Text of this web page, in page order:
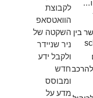
בין
להרכב
לקבוצת
הוואטסאפ
השקטה של
ניר שניידר
ולקבל ידע
חדש
ומבוסס
מדע על